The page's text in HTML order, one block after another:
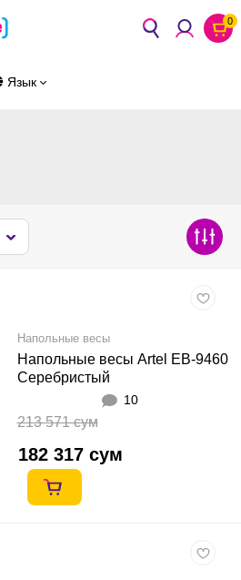
0
Язык
Напольные весы
Напольные весы Artel EB-9460
Серебристый
10
213 571 сум
182 317 сум